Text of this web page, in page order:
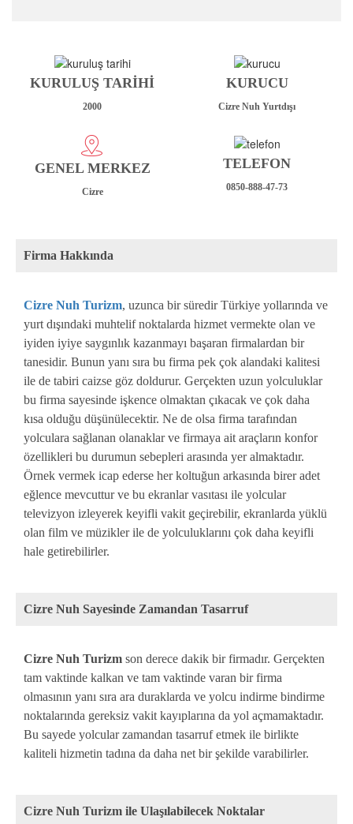
KURULUŞ TARİHİ
2000
KURUCU
Cizre Nuh Yurtdışı
GENEL MERKEZ
Cizre
TELEFON
0850-888-47-73
Firma Hakkında
Cizre Nuh Turizm, uzunca bir süredir Türkiye yollarında ve
yurt dışındaki muhtelif noktalarda hizmet vermekte olan ve
iyiden iyiye saygınlık kazanmayı başaran firmalardan bir
tanesidir. Bunun yanı sıra bu firma pek çok alandaki kalitesi
ile de tabiri caizse göz doldurur. Gerçekten uzun yolculuklar
bu firma sayesinde işkence olmaktan çıkacak ve çok daha
kısa olduğu düşünülecektir. Ne de olsa firma tarafından
yolculara sağlanan olanaklar ve firmaya ait araçların konfor
özellikleri bu durumun sebepleri arasında yer almaktadır.
Örnek vermek icap ederse her koltuğun arkasında birer adet
eğlence mevcuttur ve bu ekranlar vasıtası ile yolcular
televizyon izleyerek keyifli vakit geçirebilir, ekranlarda yüklü
olan film ve müzikler ile de yolculuklarını çok daha keyifli
hale getirebilirler.
Cizre Nuh Sayesinde Zamandan Tasarruf
Cizre Nuh Turizm son derece dakik bir firmadır. Gerçekten
tam vaktinde kalkan ve tam vaktinde varan bir firma
olmasının yanı sıra ara duraklarda ve yolcu indirme bindirme
noktalarında gereksiz vakit kayıplarına da yol açmamaktadır.
Bu sayede yolcular zamandan tasarruf etmek ile birlikte
kaliteli hizmetin tadına da daha net bir şekilde varabilirler.
Cizre Nuh Turizm ile Ulaşılabilecek Noktalar